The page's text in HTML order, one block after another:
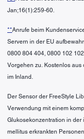
Jan;16(1):259-60.
**Anrufe beim
Servern in der EU
0800 804 404, 0800 102
Vorgehen zu. Kostenlos
im Inland.
Der Sensor der FreeStyle
Verwendung mit einem
Glukosekonzentration in
mellitus erkrankten